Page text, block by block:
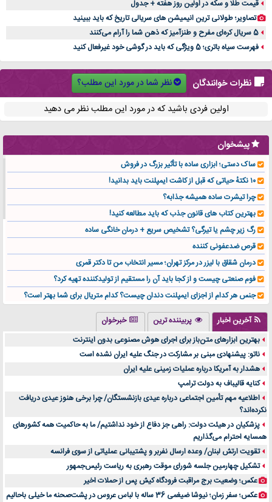
قیمت طلا و سکه در اولین روز هفته + جدول
تصاویر؛ طولانی ترین انیمیشن های سریالی تاریخ که باید ببینید
5 سریال کره‌ای مفرح و طنزآمیز که ذهن شما را آرام می‌کنند
فهرست سیاه باتری؛ 5 ویژگی که باید در گوشی خود غیرفعال کنید
نظرات خوانندگان
نظر شما در مورد این مطلب؟
اولین فردی باشید که در مورد این مطلب نظر می دهید
پیشخوان
ساک دستی؛ ابزاری ساده با تأثیر بزرگ در فروش
۱۰ نکتهٔ حیاتی که قبل از کاشت ایمپلنت باید بدانید!
چرا تیشرت ساده همیشه جذابه؟
بهترین کتاب های قانون جذب که باید مطالعه کنید!
رگ زیر چشم یا تیرگی؟ تشخیص سریع + درمان خانگی ساده
قرص ضدعفونی کننده
درمان شقاق با لیزر در مرکز تهران؛ مسیر انتخاب من تا دکتر قمری
فوم صنعتی چیست و از کجا باید آن را مستقیم از تولیدکننده تهیه کرد؟
جنس هر کدام از اجزای ایمپلنت دندان چیست؟ کدام متریال برای شما بهتر است؟
تولید لیوان کاغذی یک کسب‌ و کار پر سود و رو‌ به‌ رشد در بازار ایران
درد زانو بعد از تمرین با تردمیل؟ شاید مشکل از این انتخاب باشد
آینده موسیقی هم‌اکنون در اینجاست
بهترین راه تبلیغات کلینیک زیبایی و افزایش مشتری کدام است؟
مقایسه قالب آسترا با وودمارت و فلت‌سام (فارسی)
خرید سمعک کارکرده یا دست دوم | نکات مهم قبل از تصمیم‌گیری
خرید و فروش قطعات سرور دست دوم در ماهان شبکه ایرانیان
اهمیت انتخاب بهترین وکیل در سعادت آباد برای پرونده‌های حساس و کلان
لیفتراک صفر؛ راهنمای جامع خرید، قیمت و فروش در ایران
راهنمای جامع بهترین کفش ورزشی برای دویدن و استفاده روزمره | بررسی ۱۲ مدل برتر
آخرین اخبار پربیننده ترین
خبرخوان
بهترین ابزارهای متن‌باز برای اجرای هوش مصنوعی بدون اینترنت
ناتو: پیشنهادی مبنی بر مشارکت در جنگ علیه ایران نشده است
هشدار به آمریکا درباره عملیات زمینی علیه ایران
کنایه قالیباف به دولت ترامپ
اطلاعیه مهم تأمین اجتماعی درباره عیدی بازنشستگان/ چرا برخی هنوز عیدی دریافت
نکرده‌اند؟
پزشکیان در هیئت دولت: راهی جز دفاع از خود نداشتیم/ ما به حاکمیت همه کشورهای
همسایه احترام می‌گذاریم
تقویت ارتش لبنان/ وعده ارسال نفربر و پشتیبانی عملیاتی از سوی فرانسه
تشکیل چهارمین جلسه شورای موقت رهبری به ریاست رئیس‌جمهور
عکس؛ وضعیت برج مراقبت فرودگاه کیش پس از حملات اخیر
عکس؛ سفر زمان؛ نیوشا ضیغمی 36 ساله با لباس عروس در پشت‌صحنه ما خیلی باحالیم